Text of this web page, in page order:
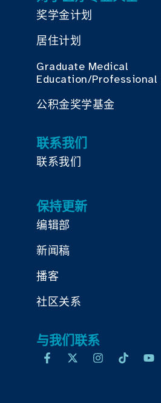
奖学金计划
居住计划
Graduate Medical
Education/Professional
公积金奖学基金
联系我们
联系我们
保持更新
编辑部
新闻稿
播客
社区关系
与我们联系